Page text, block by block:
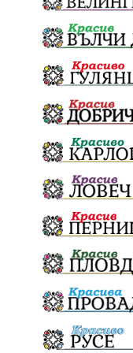
ВеселинОрешков
БрашноСтоименов
БългарскоКачество
ДианГосподинов
Запис
КомарДрон